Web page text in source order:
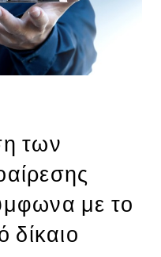
των
με το
δίκαιο